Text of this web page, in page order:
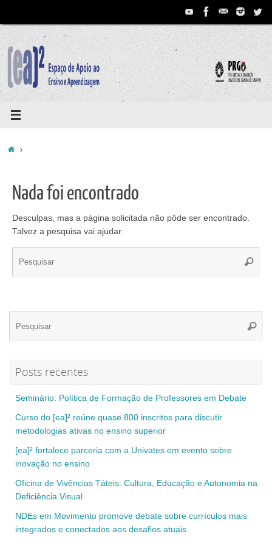
conteúdo
Home
Nada foi encontrado
Desculpas, mas a página solicitada não pôde ser encontrado.
Talvez a pesquisa vai ajudar.
Posts recentes
Seminário: Política de Formação de Professores em Debate
Curso do [ea]² reúne quase 800 inscritos para discutir
metodologias ativas no ensino superior
[ea]² fortalece parceria com a Univates em evento sobre
inovação no ensino
Oficina de Vivências Táteis: Cultura, Educação e Autonomia na
Deficiência Visual
NDEs em Movimento promove debate sobre currículos mais
integrados e conectados aos desafios atuais